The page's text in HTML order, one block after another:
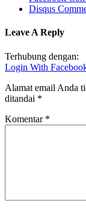
Disqus
Leave A Reply
Terhubung dengan:
Login With
Alamat email Anda
ditandai *
Komentar *